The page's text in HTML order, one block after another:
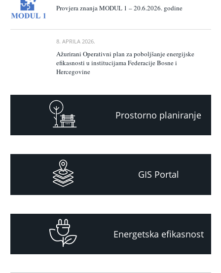
Provjera znanja MODUL 1 – 20.6.2026. godine
8. APRILA 2026.
Ažurirani Operativni plan za poboljšanje energijske
efikasnosti u institucijama Federacije Bosne i
Hercegovine
Prostorno planiranje
GIS Portal
Energetska efikasnost